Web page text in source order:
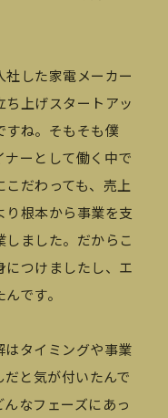
社した家電メーカー
上げスタートアッ
すね。そもそも僕
ナーとして働く中で
こだわっても、売上
り根本から事業を支
しました。だからこ
につけましたし、エ
です。
はタイミングや事業
と気が付いたんで
なフェーズにあっ